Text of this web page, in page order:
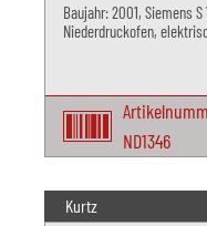
Baujahr: 2001, Siemens
Niederdruckofen,
ND1346
Kurtz